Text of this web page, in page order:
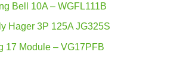
Bell 10A – WGFL111B
Hager 3P 125A JG325S
17 Module – VG17PFB